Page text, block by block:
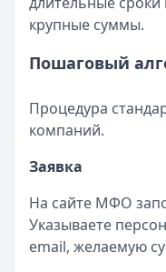
крупные суммы.
Пошаговый
Процедура
компаний.
Заявка
На сайте МФО
Указываете
email, желаемую